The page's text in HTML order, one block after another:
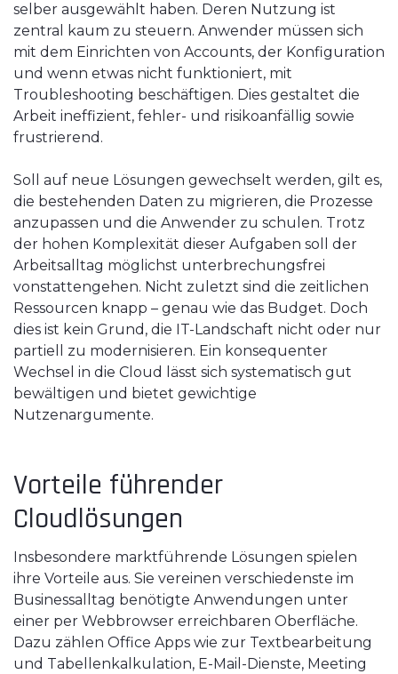
selber ausgewählt haben. Deren Nutzung ist
zentral kaum zu steuern. Anwender müssen sich
mit dem Einrichten von Accounts, der Konfiguration
und wenn etwas nicht funktioniert, mit
Troubleshooting beschäftigen. Dies gestaltet die
Arbeit ineffizient, fehler- und risikoanfällig sowie
frustrierend.
Soll auf neue Lösungen gewechselt werden, gilt es,
die bestehenden Daten zu migrieren, die Prozesse
anzupassen und die Anwender zu schulen. Trotz
der hohen Komplexität dieser Aufgaben soll der
Arbeitsalltag möglichst unterbrechungsfrei
vonstattengehen. Nicht zuletzt sind die zeitlichen
Ressourcen knapp – genau wie das Budget. Doch
dies ist kein Grund, die IT-Landschaft nicht oder nur
partiell zu modernisieren. Ein konsequenter
Wechsel in die Cloud lässt sich systematisch gut
bewältigen und bietet gewichtige
Nutzenargumente.
Vorteile führender
Cloudlösungen
Insbesondere marktführende Lösungen spielen
ihre Vorteile aus. Sie vereinen verschiedenste im
Businessalltag benötigte Anwendungen unter
einer per Webbrowser erreichbaren Oberfläche.
Dazu zählen Office Apps wie zur Textbearbeitung
und Tabellenkalkulation, E-Mail-Dienste, Meeting